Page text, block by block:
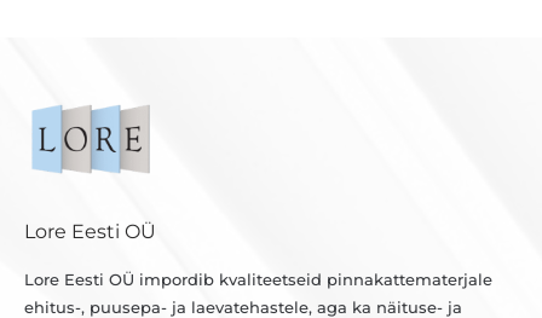
Lore Eesti OÜ
Lore Eesti OÜ impordib kvaliteetseid pinnakattematerjale
ehitus-, puusepa- ja laevatehastele, aga ka näituse- ja